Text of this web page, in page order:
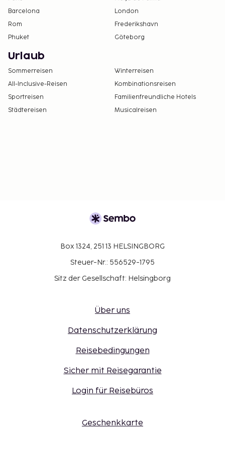
out sind verfügbar.
Beim Check-in müssen Gäste einen Nachweis
vorlegen, dass sie vollständig gegen COVID-19
Alter von 18 Jahren. Die vollständige Impfung
Barcelona
London
Rom
Frederikshavn
Phuket
Göteborg
Urlaub
Sommerreisen
Winterreisen
All-Inclusive-Reisen
Kombinationsreisen
Sportreisen
Familienfreundliche Hotels
Städtereisen
Musicalreisen
Box 1324, 251 13 HELSINGBORG
Steuer-Nr.: 556529-1795
Sitz der Gesellschaft: Helsingborg
Über uns
Datenschutzerklärung
Reisebedingungen
Sicher mit Reisegarantie
Login für Reisebüros
Geschenkkarte